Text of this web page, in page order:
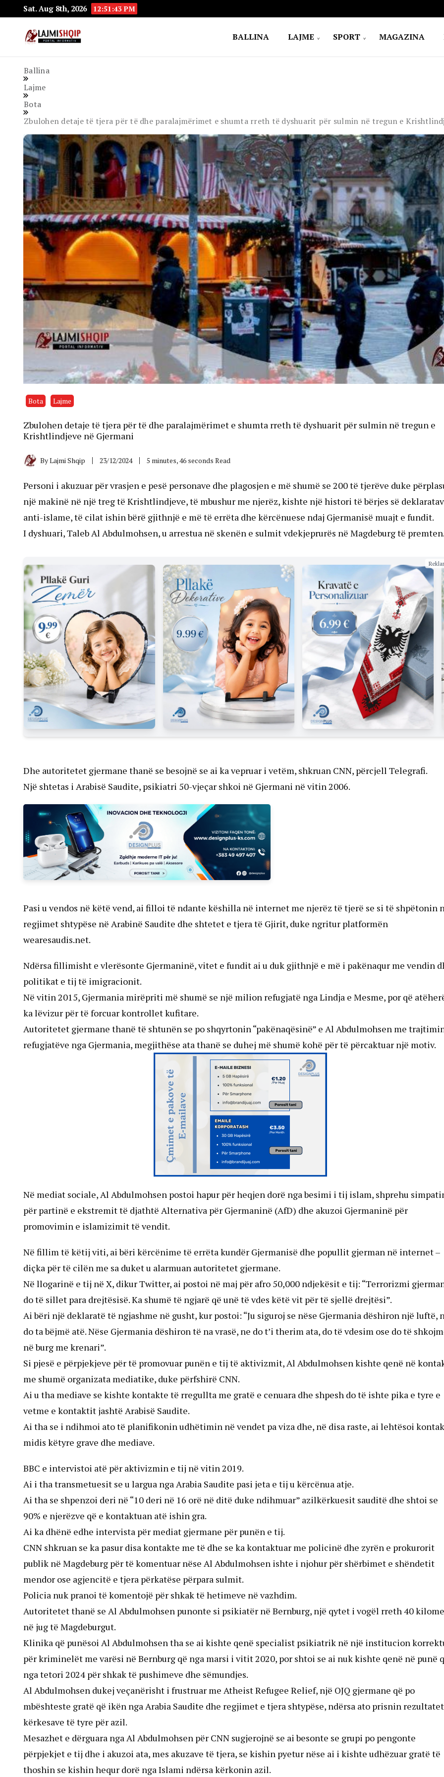
Sat. Aug 8th, 2026 12:51:45 PM
BALLINA LAJME SPORT MAGAZINA
Ballina
Lajme
Bota
Zbulohen detaje të tjera për të dhe paralajmërimet e shumta rreth të dyshuarit për sulmin në tregun e
Bota Lajme
Zbulohen detaje të tjera për të dhe paralajmërimet e shumta rreth të dyshuarit për sulmin në tregun e
Krishtlindjeve në Gjermani
ByLajmi Shqip 23/12/2024 5 minutes, 46 seconds Read
Personi i akuzuar për vrasjen e pesë personave dhe plagosjen e më shumë se 200 të tjerëve duke
një makinë në një treg të Krishtlindjeve, të mbushur me njerëz, kishte një histori të bërjes së
anti-islame, të cilat ishin bërë gjithnjë e më të errëta dhe kërcënuese ndaj Gjermanisë muajt e fundit.
I dyshuari, Taleb Al Abdulmohsen, u arrestua në skenën e sulmit vdekjeprurës në Magdeburg të premten.
Dhe autoritetet gjermane thanë se besojnë se ai ka vepruar i vetëm, shkruan CNN, përcjell Telegrafi.
Një shtetas i Arabisë Saudite, psikiatri 50-vjeçar shkoi në Gjermani në vitin 2006.
Pasi u vendos në këtë vend, ai filloi të ndante këshilla në internet me njerëz të tjerë se si të shpëtonin
regjimet shtypëse në Arabinë Saudite dhe shtetet e tjera të Gjirit, duke ngritur platformën
wearesaudis.net.
Ndërsa fillimisht e vlerësonte Gjermaninë, vitet e fundit ai u duk gjithnjë e më i pakënaqur me vendin
politikat e tij të imigracionit.
Në vitin 2015, Gjermania mirëpriti më shumë se një milion refugjatë nga Lindja e Mesme, por që
ka lëvizur për të forcuar kontrollet kufitare.
Autoritetet gjermane thanë të shtunën se po shqyrtonin “pakënaqësinë” e Al Abdulmohsen me
refugjatëve nga Gjermania, megjithëse ata thanë se duhej më shumë kohë për të përcaktuar një motiv.
Në mediat sociale, Al Abdulmohsen postoi hapur për heqjen dorë nga besimi i tij islam, shprehu
për partinë e ekstremit të djathtë Alternativa për Gjermaninë (AfD) dhe akuzoi Gjermaninë për
promovimin e islamizimit të vendit.
Në fillim të këtij viti, ai bëri kërcënime të errëta kundër Gjermanisë dhe popullit gjerman në internet –
diçka për të cilën me sa duket u alarmuan autoritetet gjermane.
Në llogarinë e tij në X, dikur Twitter, ai postoi në maj për afro 50,000 ndjekësit e tij: “Terrorizmi
do të sillet para drejtësisë. Ka shumë të ngjarë që unë të vdes këtë vit për të sjellë drejtësi”.
Ai bëri një deklaratë të ngjashme në gusht, kur postoi: “Ju siguroj se nëse Gjermania dëshiron një luftë,
do ta bëjmë atë. Nëse Gjermania dëshiron të na vrasë, ne do t’i therim ata, do të vdesim ose do të
në burg me krenari”.
Si pjesë e përpjekjeve për të promovuar punën e tij të aktivizmit, Al Abdulmohsen kishte qenë në
me shumë organizata mediatike, duke përfshirë CNN.
Ai u tha mediave se kishte kontakte të rregullta me gratë e cenuara dhe shpesh do të ishte pika e tyre e
vetme e kontaktit jashtë Arabisë Saudite.
Ai tha se i ndihmoi ato të planifikonin udhëtimin në vendet pa viza dhe, në disa raste, ai lehtësoi
midis këtyre grave dhe mediave.
BBC e intervistoi atë për aktivizmin e tij në vitin 2019.
Ai i tha transmetuesit se u largua nga Arabia Saudite pasi jeta e tij u kërcënua atje.
Ai tha se shpenzoi deri në “10 deri në 16 orë në ditë duke ndihmuar” azilkërkuesit sauditë dhe shtoi se
90% e njerëzve që e kontaktuan atë ishin gra.
Ai ka dhënë edhe intervista për mediat gjermane për punën e tij.
CNN shkruan se ka pasur disa kontakte me të dhe se ka kontaktuar me policinë dhe zyrën e prokurorit
publik në Magdeburg për të komentuar nëse Al Abdulmohsen ishte i njohur për shërbimet e shëndetit
mendor ose agjencitë e tjera përkatëse përpara sulmit.
Policia nuk pranoi të komentojë për shkak të hetimeve në vazhdim.
Autoritetet thanë se Al Abdulmohsen punonte si psikiatër në Bernburg, një qytet i vogël rreth 40
në jug të Magdeburgut.
Klinika që punësoi Al Abdulmohsen tha se ai kishte qenë specialist psikiatrik në një institucion
për kriminelët me varësi në Bernburg që nga marsi i vitit 2020, por shtoi se ai nuk kishte qenë në punë
nga tetori 2024 për shkak të pushimeve dhe sëmundjes.
Al Abdulmohsen dukej veçanërisht i frustruar me Atheist Refugee Relief, një OJQ gjermane që po
mbështeste gratë që ikën nga Arabia Saudite dhe regjimet e tjera shtypëse, ndërsa ato prisnin
kërkesave të tyre për azil.
Mesazhet e dërguara nga Al Abdulmohsen për CNN sugjerojnë se ai besonte se grupi po pengonte
përpjekjet e tij dhe i akuzoi ata, mes akuzave të tjera, se kishin pyetur nëse ai i kishte udhëzuar gratë të
thoshin se kishin hequr dorë nga Islami ndërsa kërkonin azil.